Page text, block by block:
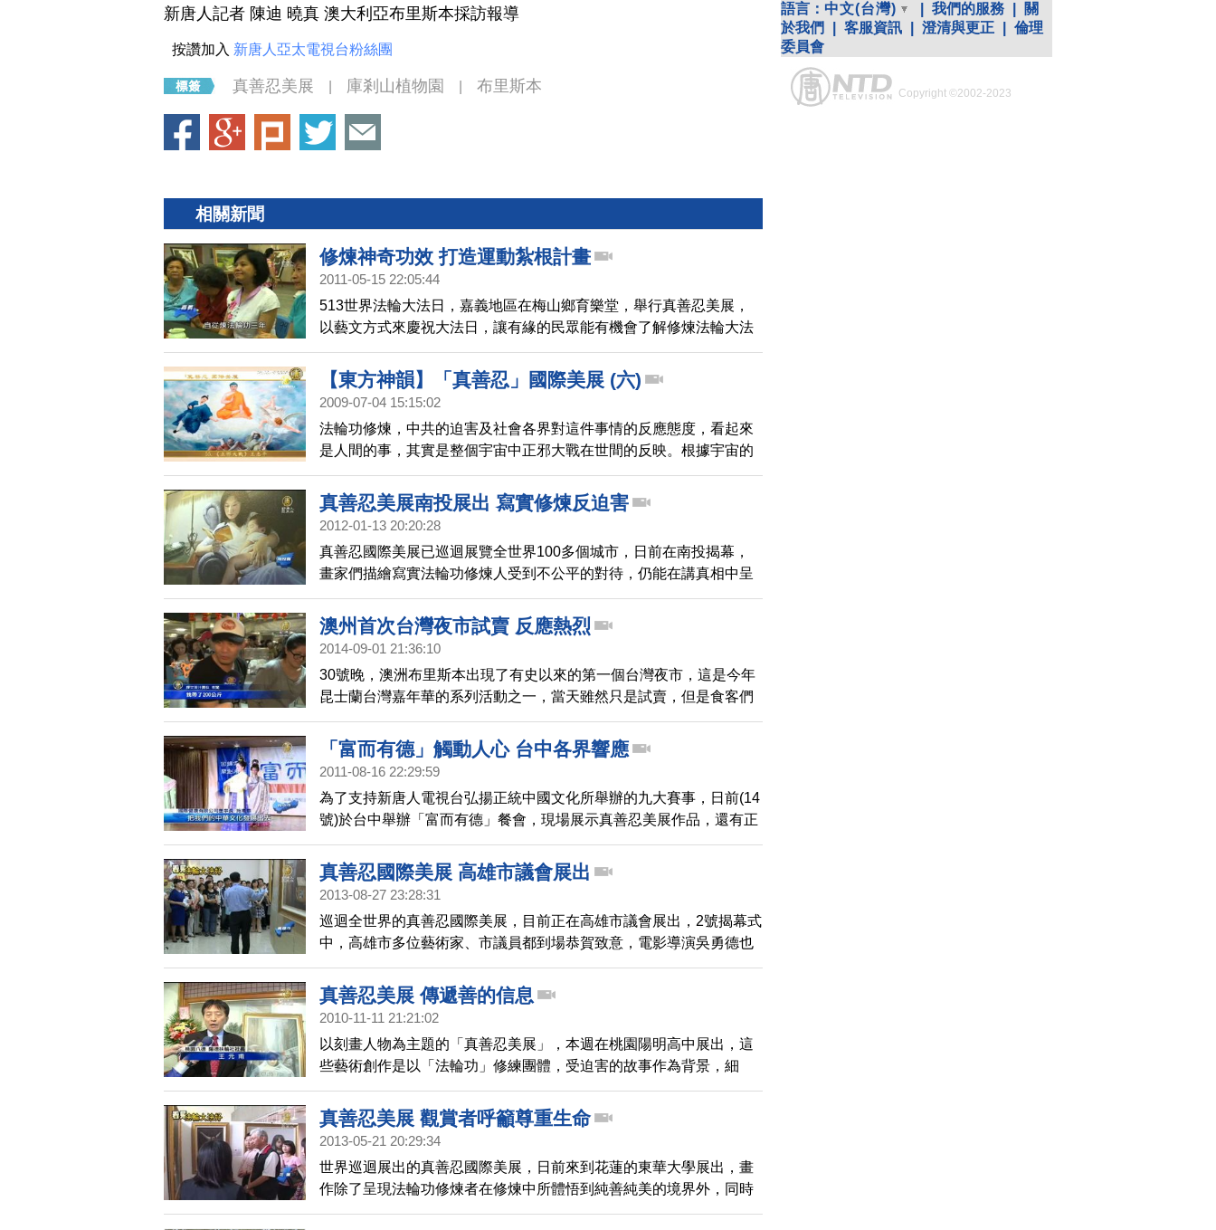
新唐人記者 陳迪 曉真 澳大利亞布里斯本採訪報導
按讚加入 新唐人亞太電視台粉絲團
真善忍美展 庫剎山植物園 布里斯本
相關新聞
修煉神奇功效 打造運動紮根計畫
2011-05-15 22:05:44
513世界法輪大法日，嘉義地區在梅山鄉育樂堂，舉行真善忍美展，
以藝文方式來慶祝大法日，讓有緣的民眾能有機會了解修煉法輪大法
的美好。
【東方神韻】「真善忍」國際美展 (六)
2009-07-04 15:15:02
法輪功修煉，中共的迫害及社會各界對這件事情的反應態度，看起來
是人間的事，其實是整個宇宙中正邪大戰在世間的反映。根據宇宙的
理，不管天上地下，任何生命幹了壞事都得償還。 ,【東方神韻】「真
善忍」國際美展 (六)
真善忍美展南投展出 寫實修煉反迫害
2012-01-13 20:20:28
真善忍國際美展已巡迴展覽全世界100多個城市，日前在南投揭幕，
畫家們描繪寫實法輪功修煉人受到不公平的對待，仍能在講真相中呈
現堅忍不拔的精神，畫作中的人物場景栩栩如生，躍然紙上，震撼與
會貴賓。
澳州首次台灣夜市試賣 反應熱烈
2014-09-01 21:36:10
30號晚，澳洲布里斯本出現了有史以來的第一個台灣夜市，這是今年
昆士蘭台灣嘉年華的系列活動之一，當天雖然只是試賣，但是食客們
反應熱烈，萬頭鑽動，請看我們澳洲記者的報導。
「富而有德」觸動人心 台中各界響應
2011-08-16 22:29:59
為了支持新唐人電視台弘揚正統中國文化所舉辦的九大賽事，日前(14
號)於台中舉辦「富而有德」餐會，現場展示真善忍美展作品，還有正
統聲樂、武術，漢服走秀等演出，感動了與會各界人士，迴響相當熱
烈。
真善忍國際美展 高雄市議會展出
2013-08-27 23:28:31
巡迴全世界的真善忍國際美展，目前正在高雄市議會展出，2號揭幕式
中，高雄市多位藝術家、市議員都到場恭賀致意，電影導演吳勇德也
為來賓導覽解說，引領觀眾鑑賞畫作內涵及意境。
真善忍美展 傳遞善的信息
2010-11-11 21:21:02
以刻畫人物為主題的「真善忍美展」，本週在桃園陽明高中展出，這
些藝術創作是以「法輪功」修練團體，受迫害的故事作為背景，細
膩、傳神的畫功，讓觀賞的學生特別的感動和讚賞。
真善忍美展 觀賞者呼籲尊重生命
2013-05-21 20:29:34
世界巡迴展出的真善忍國際美展，日前來到花蓮的東華大學展出，畫
作除了呈現法輪功修煉者在修煉中所體悟到純善純美的境界外，同時
也揭露中共迫害法輪功的真相。讓許多觀賞者深受觸動 。
語言： 中文(台灣) 我們的服務
關
於我們
客服資訊 澄清與更正
倫理
委員會
Copyright ©2002-2023